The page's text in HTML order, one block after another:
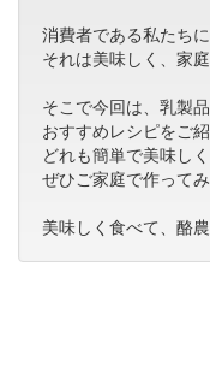
消費者である私たち
それは美味しく、家
そこで今回は、乳製
おすすめレシピをご紹
どれも簡単で美味し
ぜひご家庭で作ってみ
美味しく食べて、酪